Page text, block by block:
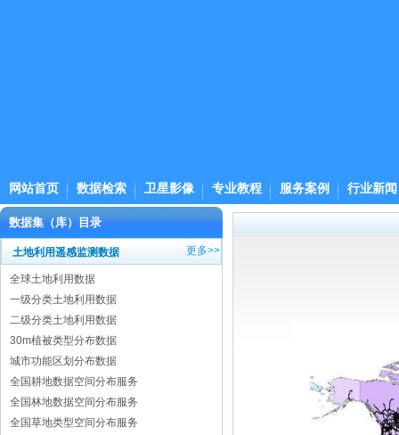
网站首页 数据检索 卫星影像 专业教程 服务案例 行业新闻
数据集（库）目录
土地利用遥感监测数据 更多>>
全球土地利用数据
一级分类土地利用数据
二级分类土地利用数据
30m植被类型分布数据
城市功能区划分布数据
全国耕地数据空间分布服务
全国林地数据空间分布服务
全国草地类型空间分布服务